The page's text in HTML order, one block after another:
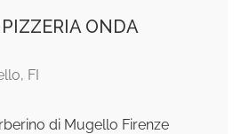
ONDA
FI
di Mugello Firenze